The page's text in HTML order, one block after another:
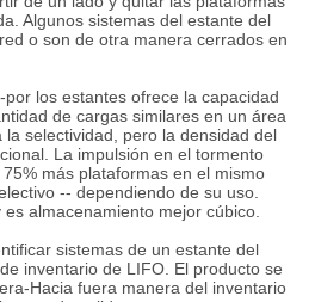
Algunos sistemas del estante del
o son de otra manera cerrados en
los estantes ofrece la capacidad
de cargas similares en un área
la selectividad, pero la densidad del
La impulsión en el tormento
más plataformas en el mismo
-- dependiendo de su uso.
almacenamiento mejor cúbico.
sistemas de un estante del
inventario de LIFO. El producto se
Hacia fuera manera del inventario